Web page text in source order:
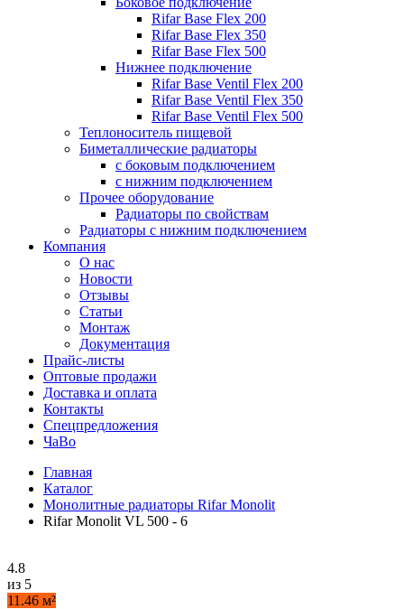
Rifar Base Flex 200
Rifar Base Flex 350
Rifar Base Flex 500
Нижнее подключение
Rifar Base Ventil Flex 200
Rifar Base Ventil Flex 350
Rifar Base Ventil Flex 500
Теплоноситель пищевой
Биметаллические радиаторы
с боковым подключением
с нижним подключением
Прочее оборудование
Радиаторы по свойствам
Радиаторы с нижним подключением
Компания
О нас
Новости
Отзывы
Статьи
Монтаж
Документация
Прайс-листы
Оптовые продажи
Доставка и оплата
Контакты
Спецпредложения
ЧаВо
Главная
Каталог
Монолитные радиаторы Rifar Monolit
Rifar Monolit VL 500 - 6
4.8
из 5
11.46 м²